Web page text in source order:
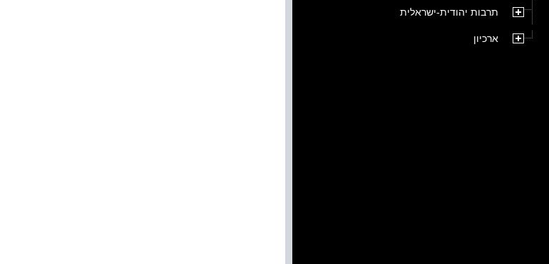
תרבות יהודית-ישראלית
ארכיון